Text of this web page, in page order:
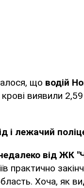
що водій
виявили
і лежачий
від ЖК
практично
Хоча, як